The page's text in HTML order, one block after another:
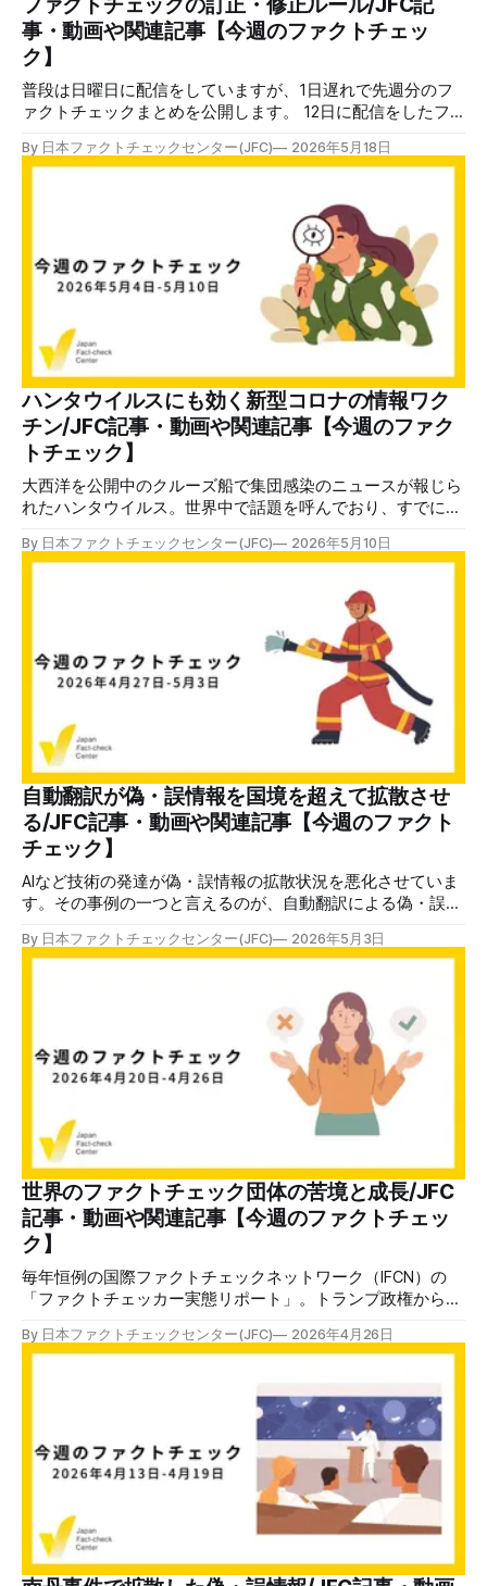
るナラティブ分析、法的な規制など多岐に及ぶでしょう。
アジアの関係者が集まる場としては、これまで、台湾、シン
ガポール、インドネシア、オーストラリア、韓国での会合に
参加した
事・動画や関連記事【今週のファクトチェッ
ク】
普段は日曜日に配信をしていますが、1日遅れで先週分のフ
ァクトチェックまとめを公開します。 12日に配信をしたフ
の入国を禁止？」に修正を入れました。当初の記事では「12
事には15日時点でのWHOの最新資料をもとに、報告された
症例は計11人（確定8例、疑い2例、不確定1例）、そのうち
死者は3人に修正しました。刻々と症例数が変わっていく中
で、最新資料の確認が不十分でした。 日本ファクトチェッ
クセンターでは、「訂正・修正」のルールを以下のように定
めています。 「判定結果を変更する場合には『訂正』、判
定結果は変わらないが記事内容を変更したものを『修正』と
して、変更部分も記事末尾で明示」 訂正や修正を入れた記
事は、一覧にまとめています（訂正・修正ページ）。 訂正
や修正ではないけれど、あとから状況が変わったり、説明を
追加したほうがわかりやすかったりする場合に「追記」をつ
By 日本ファクトチェックセンター(JFC) 2026年5月18日
ハンタウイルスにも効く新型コロナの情報ワク
チン/JFC記事・動画や関連記事【今週のファク
トチェック】
大西洋を公開中のクルーズ船で集団感染のニュースが報じら
れたハンタウイルス。世界中で話題を呼んでおり、すでに多
記事「I'm fighting misinformation online. False hantavirus
と闘う：ハンタウイルスをめぐる虚偽の主張は見慣れたパタ
ーンを辿る）」は、ハンタウイルスに関する偽・誤情報が、
新型コロナウイルスのときに拡散したものに類似していると
指摘しています。 「イベルメクチンが効く」という主張。
「感染拡大の理由は新型コロナワクチン」という主張。「製
薬業界の陰謀」「中国の生物兵器」など様々です。 類似の
偽・誤情報は新型コロナのときにも拡散しました。状況がま
だわからない状況で根拠のない主張をするものもあれば、科
学的に完全に間違っている主張もあります。 あっという間
に大量に拡散する偽・誤情報を、一つずつファクトチェック
しても間に合いません。こういうときに役立つのが、ウイル
スが拡散する前に「
By 日本ファクトチェックセンター(JFC) 2026年5月10日
自動翻訳が偽・誤情報を国境を超えて拡散させ
る/JFC記事・動画や関連記事【今週のファクト
チェック】
AIなど技術の発達が偽・誤情報の拡散状況を悪化させていま
す。その事例の一つと言えるのが、自動翻訳による偽・誤情
中には、米国のオバマ元大統領のX投稿が自動翻訳によっ
もあり、便利な機能です。しかし、今回のように全く逆の意
味になっていたり、日本語として意味が通じなかったりする
ことも多いです。また、もともとの外国語での投稿が、偽情
報ばかりを流すアカウントによるものである場合、正確に翻
訳されていても偽・誤情報であることに代わりありません。
悩ましいことに、そういった情報を日本の著名アカウントが
シェアしてしまうこともあります。 自動翻訳は、翻訳自体
に問題がある上に、間違った情報も翻訳して伝えている。そ
のことを理解したうえで使う必要があります。（古田大輔）
✉️日本ファクトチェックセンター（JFC）がこの1週間に出
した記事を中心に、その他のメディアも含めて、ファクトチ
ェックや偽情報関連の情報をまとめました。同じ内容を
By 日本ファクトチェックセンター(JFC) 2026年5月3日
世界のファクトチェック団体の苦境と成長/JFC
記事・動画や関連記事【今週のファクトチェッ
ク】
毎年恒例の国際ファクトチェックネットワーク（IFCN）の
「ファクトチェッカー実態リポート」。トランプ政権からの
ています。 資金面で67.2％が「脆弱」と答え、8.8%は半年
す。詳しくはリンクから読んでみてください。 ファクトチ
ェックは偽・誤情報対策として十分ではありませんが、必要
不可欠です。誤った情報が無尽蔵に拡散することを留めるだ
けでなく、根拠を明示してわかりやすく書かれたファクトチ
ェック記事を読むこと自体に教育的な効果や予防効果もある
からです。検証ツールの開発や法的規制の議論の土台ともな
ります。 そして、そういったファクトチェック記事をコツ
コツと積み上げているのが、各国で活動している数少ないフ
ァクトチェック団体です。レポートでは苦しい経済状況だけ
でなく、動画や音声への展開、多言語発信、他業界とのコラ
By 日本ファクトチェックセンター(JFC) 2026年4月26日